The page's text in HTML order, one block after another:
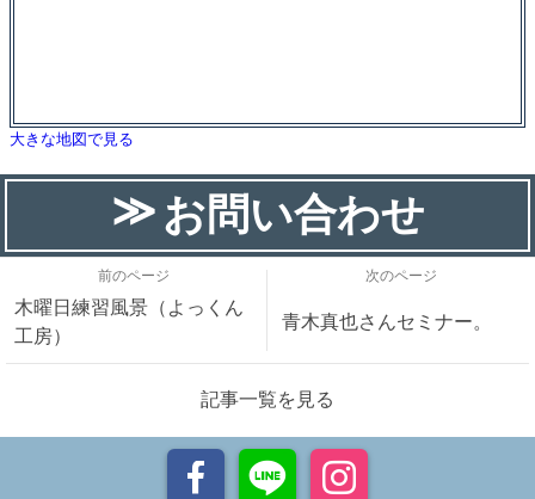
大きな地図で見る
お問い合わせ
前のページ
木曜日練習風景（よっくん
工房）
次のページ
青木真也さんセミナー。
記事一覧を見る